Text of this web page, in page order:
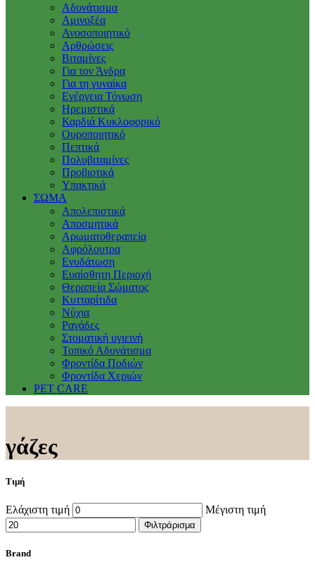
Αδυνάτισμα
Αμινοξέα
Ανοσοποιητικό
Αρθρώσεις
Βιταμίνες
Για τον Άνδρα
Για τη γυναίκα
Ενέργεια Τόνωση
Ηρεμιστικά
Καρδιά Κυκλοφορικό
Ουροποιητικό
Πεπτικά
Πολυβιταμίνες
Προβιοτικά
Υπακτικά
ΣΩΜΑ
Απολεπιστικά
Αποσμητικά
Αρωματοθεραπεία
Αφρόλουτρα
Ενυδάτωση
Ευαίσθητη Περιοχή
Θεραπεία Σώματος
Κυτταρίτιδα
Νύχια
Ραγάδες
Στοματική υγιεινή
Τοπικό Αδυνάτισμα
Φροντίδα Ποδιών
Φροντίδα Χεριών
PET CARE
γάζες
Τιμή
Ελάχιστη τιμή Μέγιστη τιμή
Φιλτράρισμα
Brand